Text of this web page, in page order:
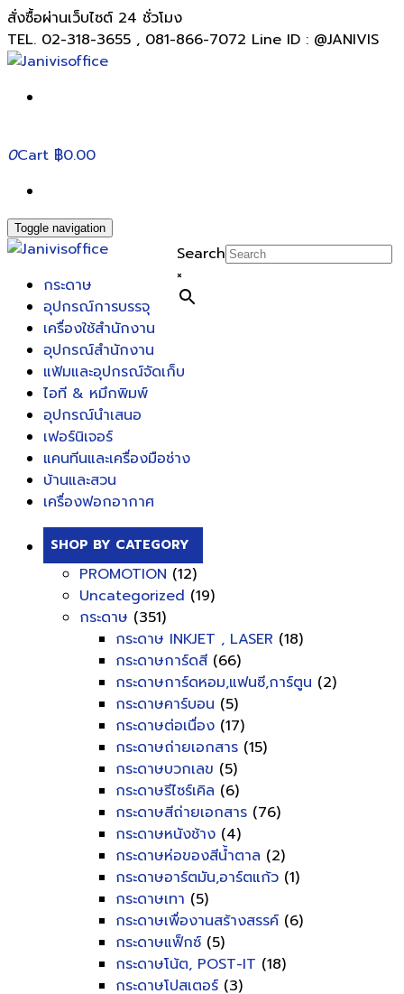
สั่งซื้อผ่านเว็บไซต์ 24 ชั่วโมง
TEL. 02-318-3655 , 081-866-7072 Line ID : @JANIVIS
0Cart ฿0.00
Toggle navigation
Search
×
กระดาษ
อุปกรณ์การบรรจุ
เครื่องใช้สำนักงาน
อุปกรณ์สำนักงาน
แฟ้มและอุปกรณ์จัดเก็บ
ไอที & หมึกพิมพ์
อุปกรณ์นำเสนอ
เฟอร์นิเจอร์
แคนทีนและเครื่องมือช่าง
บ้านและสวน
เครื่องฟอกอากาศ
SHOP BY CATEGORY
PROMOTION (12)
Uncategorized (19)
กระดาษ (351)
กระดาษ INKJET , LASER (18)
กระดาษการ์ดสี (66)
กระดาษการ์ดหอม,แฟนซี,การ์ตูน (2)
กระดาษคาร์บอน (5)
กระดาษต่อเนื่อง (17)
กระดาษถ่ายเอกสาร (15)
กระดาษบวกเลข (5)
กระดาษรีไซร์เคิล (6)
กระดาษสีถ่ายเอกสาร (76)
กระดาษหนังช้าง (4)
กระดาษห่อของสีน้ำตาล (2)
กระดาษอาร์ตมัน,อาร์ตแก้ว (1)
กระดาษเทา (5)
กระดาษเพื่องานสร้างสรรค์ (6)
กระดาษแฟ็กซ์ (5)
กระดาษโน้ต, POST-IT (18)
กระดาษโปสเตอร์ (3)